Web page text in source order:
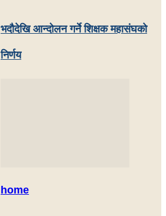
भदौदेखि आन्दोलन गर्ने शिक्षक महासंघको
निर्णय
home